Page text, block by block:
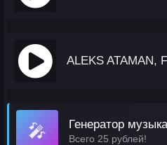
🎤 Генератор
Всего 25 рублей!